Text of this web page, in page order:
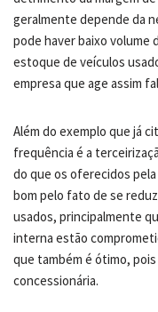
geralmente depende da
pode haver baixo volume
estoque de veículos
empresa que age assim
Além do exemplo que já
frequência é a
do que os oferecidos
bom pelo fato de se
usados, principalmente
interna estão
que também é ótimo,
concessionária.